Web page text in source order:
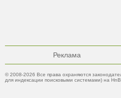
Реклама
© 2008-2026 Все права охраняются
для индексации поисковыми системами) на